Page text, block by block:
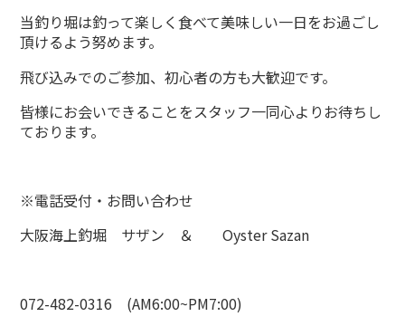
当釣り堀は釣って楽しく食べて美味しい一日をお過ごし
頂けるよう努めます。
飛び込みでのご参加、初心者の方も大歓迎です。
皆様にお会いできることをスタッフ一同心よりお待ちし
ております。
※電話受付・お問い合わせ
大阪海上釣堀 サザン ＆ Oyster Sazan
072-482-0316 (AM6:00~PM7:00)